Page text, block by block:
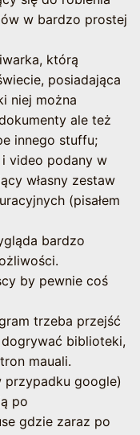
w bardzo prostej
którą
posiadająca
niej można
ale też
innego stuffu;
video podany w
własny zestaw
(pisałem
bardzo
by pewnie coś
trzeba przejść
biblioteki,
mauali.
przypadku google)
po
gdzie zaraz po